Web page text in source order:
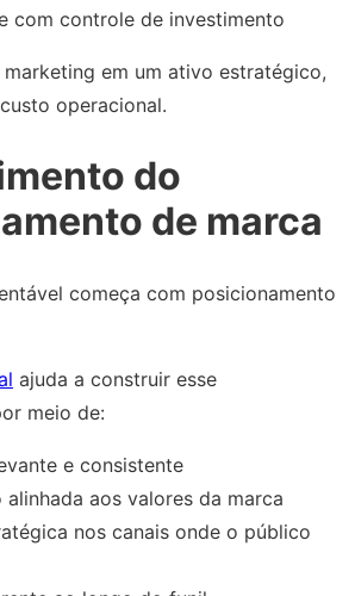
com controle de investimento
em um ativo estratégico,
operacional.
do
de marca
começa com posicionamento
ajuda a construir esse
meio de:
e consistente
alinhada aos valores da marca
nos canais onde o público